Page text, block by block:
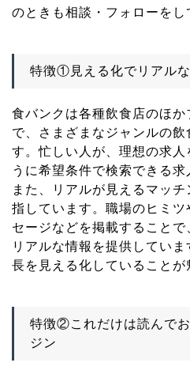
のときも相談・フォローをし
特徴①見える化でリアル
食バンクは各種飲食店のほか
で、さまざまなジャンルの飲
す。忙しい人が、理想の求人
うに希望条件で検索できる求
また、リアルが見えるマッ
指しています。職場のヒミ
セージなどを掲載すること
リアルな情報を提供してい
長を見える化していることが
特徴②これだけは読んで
ジン